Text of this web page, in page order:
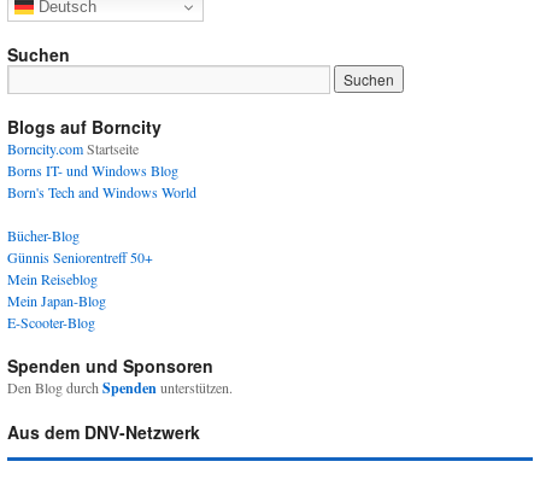
Deutsch
Suchen
Blogs auf Borncity
Borncity.comStartseite
Borns IT- und Windows Blog
Born's Tech and Windows World
Bücher-Blog
Günnis Seniorentreff 50+
Mein Reiseblog
Mein Japan-Blog
E-Scooter-Blog
Spenden und Sponsoren
Den Blog durchSpendenunterstützen.
Aus dem DNV-Netzwerk